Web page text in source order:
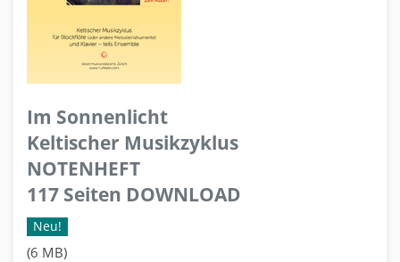
Im Sonnenlicht
Keltischer Musikzyklus
NOTENHEFT
117 Seiten DOWNLOAD
Neu!
(6 MB)